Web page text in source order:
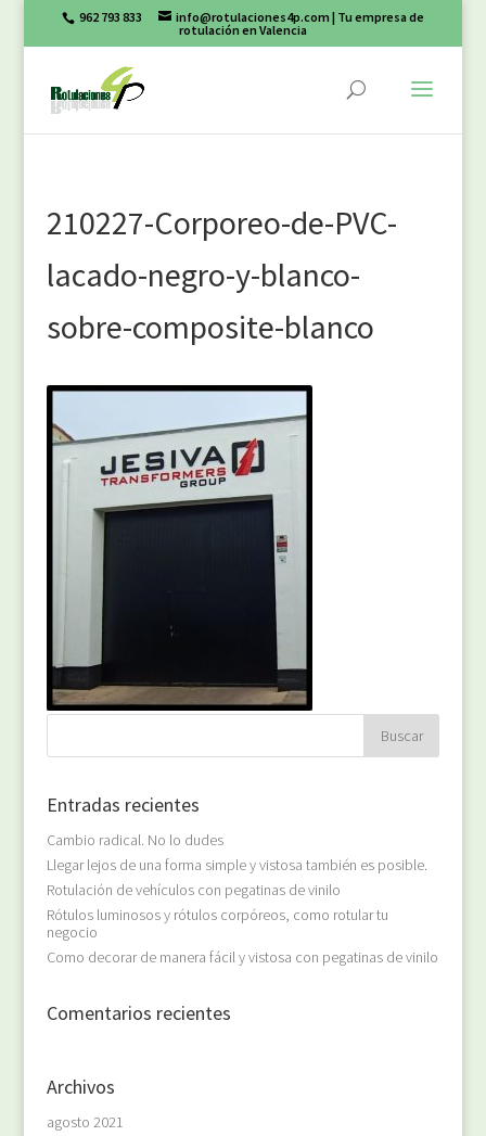
962 793 833 info@rotulaciones4p.com | Tu empresa de
rotulación en Valencia
210227-Corporeo-de-PVC-
lacado-negro-y-blanco-
sobre-composite-blanco
Entradas recientes
Cambio radical. No lo dudes
Llegar lejos de una forma simple y vistosa también es posible.
Rotulación de vehículos con pegatinas de vinilo
Rótulos luminosos y rótulos corpóreos, como rotular tu
negocio
Como decorar de manera fácil y vistosa con pegatinas de vinilo
Comentarios recientes
Archivos
agosto 2021